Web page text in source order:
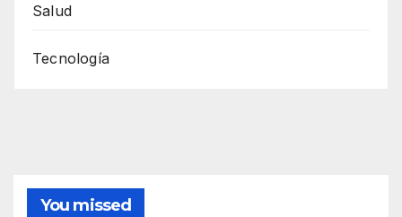
Salud
Tecnología
You missed